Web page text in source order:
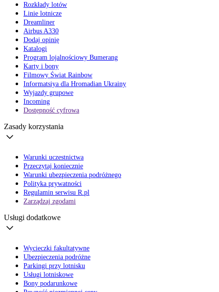
Rozkłady lotów
Linie lotnicze
Dreamliner
Airbus A330
Dodaj opinię
Katalogi
Program lojalnościowy Bumerang
Karty i bony
Filmowy Świat Rainbow
Informatsiya dla Hromadian Ukrainy
Wyjazdy grupowe
Incoming
Dostępność cyfrowa
Zasady korzystania
Warunki uczestnictwa
Przeczytaj koniecznie
Warunki ubezpieczenia podróżnego
Polityka prywatności
Regulamin serwisu R.pl
Zarządzaj zgodami
Usługi dodatkowe
Wycieczki fakultatywne
Ubezpieczenia podróżne
Parkingi przy lotnisku
Usługi lotniskowe
Bony podarunkowe